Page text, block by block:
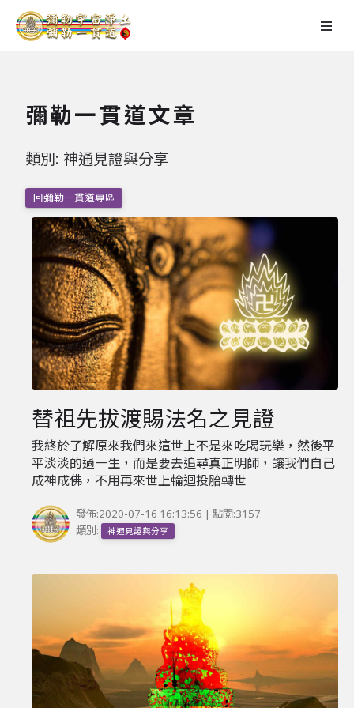
彌勒一貫道文章
類別: 神通見證與分享
回彌勒一貫道專區
替祖先拔渡賜法名之見證
我終於了解原來我們來這世上不是來吃喝玩樂，然後平
平淡淡的過一生，而是要去追尋真正明師，讓我們自己
成神成佛，不用再來世上輪迴投胎轉世
發佈:2020-07-16 16:13:56 | 點閱:3157
類別:
神通見證與分享